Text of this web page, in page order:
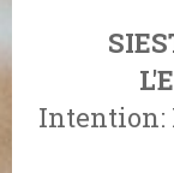
Intention: